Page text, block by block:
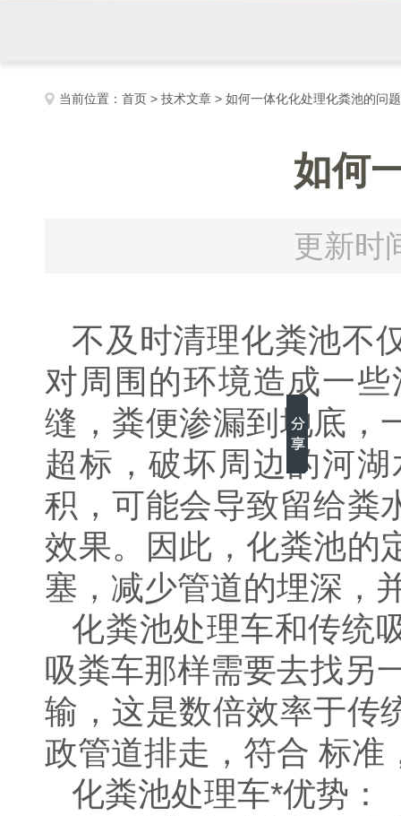
当前位置： 首页 > 技术文章 > 如何一体化化处理化粪池的问
如何
更新时
不及时清理化粪池不
对周围的环境造成一
缝，粪便渗漏到地底，
超标，破坏周边的河
积，可能会导致留给粪
效果。因此，化粪池的
塞，减少管道的埋深，
化粪池处理车和传统
吸粪车那样需要去找另
输，这是数倍效率于传
政管道排走，符合 标准
化粪池处理车*优势：